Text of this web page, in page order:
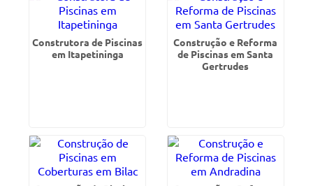
Construtora de Piscinas
em Itapetininga
Construção e Reforma
de Piscinas em Santa
Gertrudes